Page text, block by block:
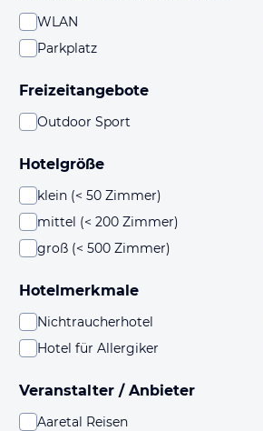
WLAN
Parkplatz
Freizeitangebote
Outdoor Sport
Hotelgröße
klein (< 50 Zimmer)
mittel (< 200 Zimmer)
groß (< 500 Zimmer)
Hotelmerkmale
Nichtraucherhotel
Hotel für Allergiker
Veranstalter / Anbieter
Aaretal Reisen